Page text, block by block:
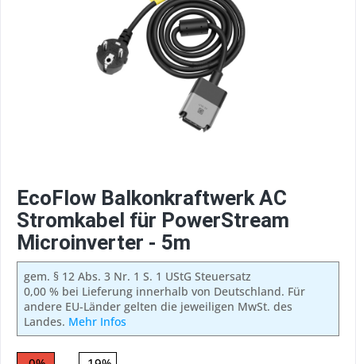
EcoFlow Balkonkraftwerk AC
Stromkabel für PowerStream
Microinverter - 5m
gem. § 12 Abs. 3 Nr. 1 S. 1 UStG Steuersatz
0,00 % bei Lieferung innerhalb von Deutschland. Für
andere EU-Länder gelten die jeweiligen MwSt. des
Landes. Mehr Infos